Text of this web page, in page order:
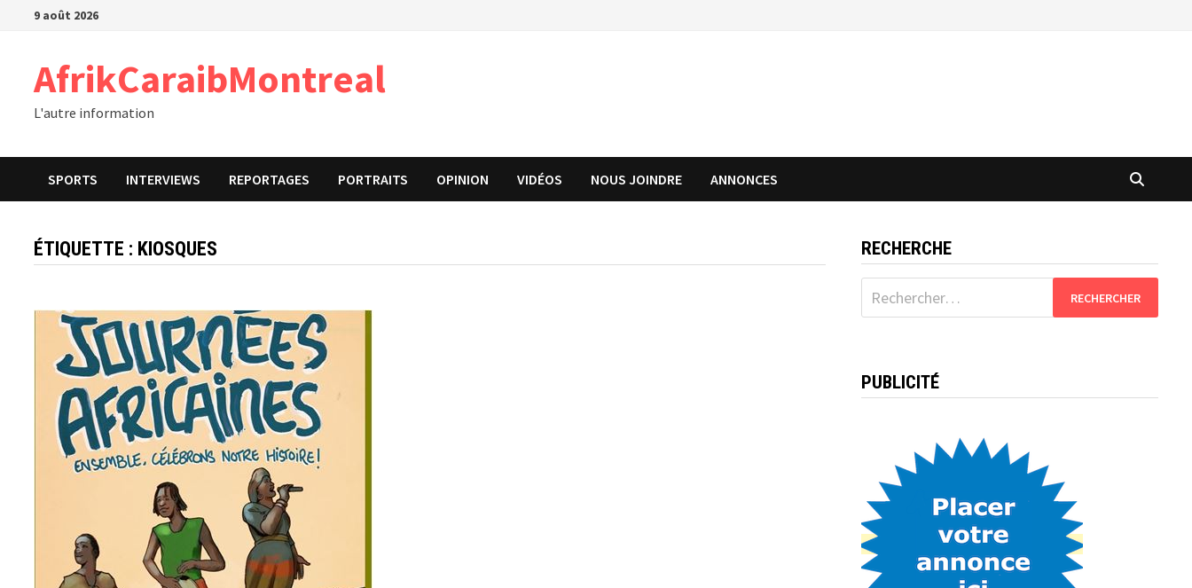
Passer9 août 2026
AfrikCaraibMontreal
L'autre information
SPORTS INTERVIEWS REPORTAGES PORTRAITS OPINION VIDÉOS NOUS JOINDRE ANNONCES
ÉTIQUETTE : KIOSQUES RECHERCHE
Rechercher :
PUBLICITÉ